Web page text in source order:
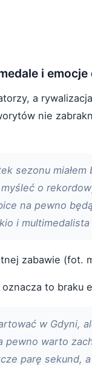
i
a
nie
sezonu
o
na pewno
i multimedalista
zabawie (fot.
to braku
w Gdyni,
warto
parę sekund,